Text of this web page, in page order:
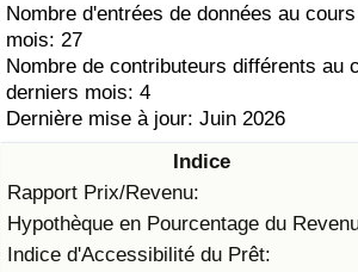
Nombre d'entrées de données au
mois: 27
Nombre de contributeurs différents au
derniers mois: 4
Dernière mise à jour: Juin 2026
Indice
Rapport Prix/Revenu:
Hypothèque en Pourcentage du
Indice d'Accessibilité du Prêt:
Pollution
Indice de Pollution (Actuel)
Indice de pollution
Indice de Pollution par Pays
Trafic